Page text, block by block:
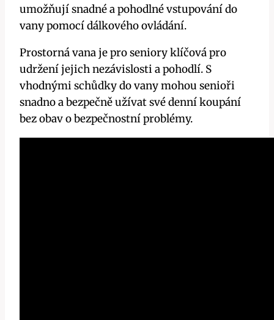
umožňují snadné a pohodlné vstupování do
vany pomocí dálkového ovládání.
Prostorná vana je pro seniory klíčová pro
udržení jejich nezávislosti a pohodlí. S
vhodnými schůdky do vany mohou senioři
snadno a bezpečně užívat své denní koupání
bez obav o bezpečnostní problémy.